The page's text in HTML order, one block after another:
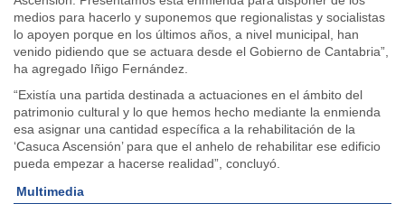
medios para hacerlo y suponemos que regionalistas y socialistas
lo apoyen porque en los últimos años, a nivel municipal, han
venido pidiendo que se actuara desde el Gobierno de Cantabria”,
ha agregado Iñigo Fernández.
“Existía una partida destinada a actuaciones en el ámbito del
patrimonio cultural y lo que hemos hecho mediante la enmienda
esa asignar una cantidad específica a la rehabilitación de la
‘Casuca Ascensión’ para que el anhelo de rehabilitar ese edificio
pueda empezar a hacerse realidad”, concluyó.
Multimedia